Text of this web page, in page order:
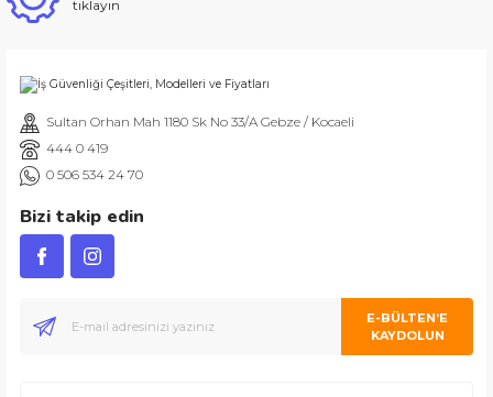
tıklayın
Sultan Orhan Mah 1180 Sk No 33/A Gebze / Kocaeli
444 0 419
0 506 534 24 70
Bizi takip edin
E-BÜLTEN’E
KAYDOLUN